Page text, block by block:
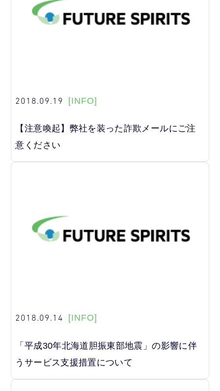
2018.09.19 [INFO]
【注意喚起】弊社を装った詐欺メールにご注
意ください
2018.09.14 [INFO]
「平成30年北海道胆振東部地震」の影響に伴
うサービス支援措置について